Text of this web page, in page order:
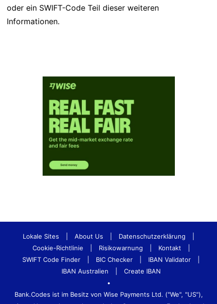
oder ein SWIFT-Code Teil dieser weiteren
Informationen.
Lokale Sites About Us Datenschutzerklärung
Cookie-Richtlinie
Risikowarnung Kontakt
SWIFT Code Finder
BIC Checker IBAN Validator
IBAN Australien
Create IBAN
•
Bank.Codes ist im Besitz von Wise Payments Ltd. ("We", "US"),